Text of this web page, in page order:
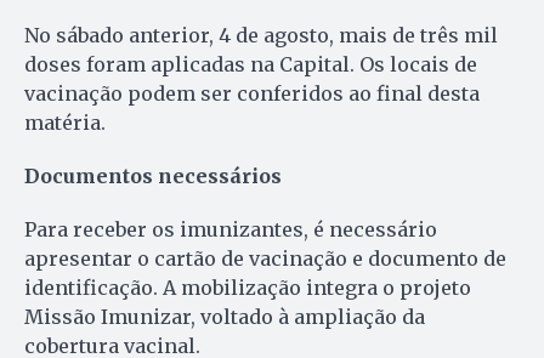
No sábado anterior, 4 de agosto, mais de três mil
doses foram aplicadas na Capital. Os locais de
vacinação podem ser conferidos ao final desta
matéria.
Documentos necessários
Para receber os imunizantes, é necessário
apresentar o cartão de vacinação e documento de
identificação. A mobilização integra o projeto
Missão Imunizar, voltado à ampliação da
cobertura vacinal.